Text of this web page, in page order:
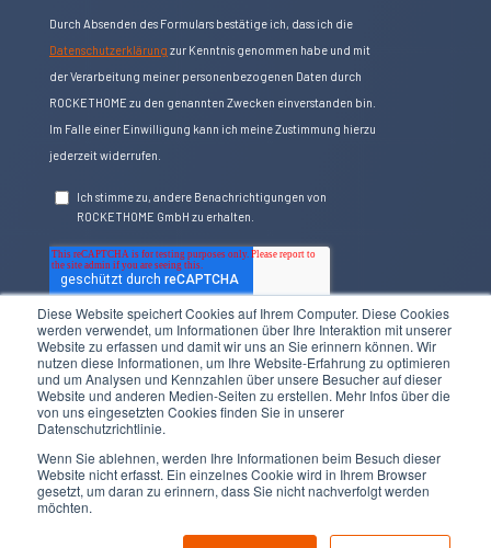
Diese Website speichert Cookies auf Ihrem Computer. Diese Cookies
werden verwendet, um Informationen über Ihre Interaktion mit unserer
Website zu erfassen und damit wir uns an Sie erinnern können. Wir
nutzen diese Informationen, um Ihre Website-Erfahrung zu optimieren
und um Analysen und Kennzahlen über unsere Besucher auf dieser
Website und anderen Medien-Seiten zu erstellen. Mehr Infos über die
von uns eingesetzten Cookies finden Sie in unserer
Datenschutzrichtlinie.
Wenn Sie ablehnen, werden Ihre Informationen beim Besuch dieser
Website nicht erfasst. Ein einzelnes Cookie wird in Ihrem Browser
gesetzt, um daran zu erinnern, dass Sie nicht nachverfolgt werden
möchten.
2024 ©ROCKETHOME
Impressum